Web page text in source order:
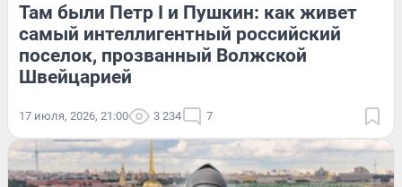
Там были Петр I и Пушкин: как живет
самый интеллигентный российский
поселок, прозванный Волжской
Швейцарией
17 июля, 2026, 21:00 3 234 7